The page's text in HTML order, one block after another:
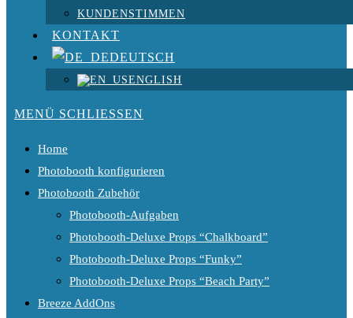
KUNDENSTIMMEN
KONTAKT
DEUTSCH
ENGLISH
MENÜ SCHLIESSEN
Home
Photobooth konfigurieren
Photobooth Zubehör
Photobooth-Aufgaben
Photobooth-Deluxe Props “Chalkboard”
Photobooth-Deluxe Props “Funky”
Photobooth-Deluxe Props “Beach Party”
Breeze AddOns